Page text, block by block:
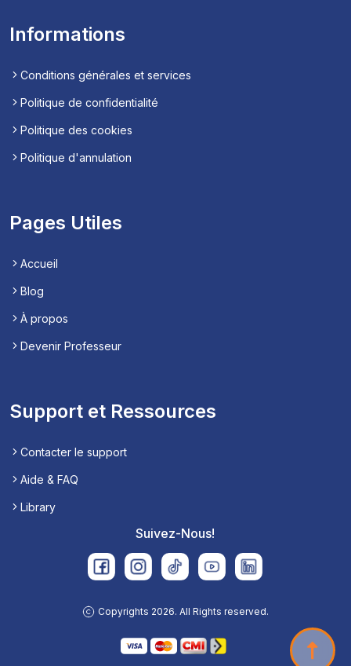
Informations
Conditions générales et services
Politique de confidentialité
Politique des cookies
Politique d'annulation
Pages Utiles
Accueil
Blog
À propos
Devenir Professeur
Support et Ressources
Contacter le support
Aide & FAQ
Library
Suivez-Nous!
Copyrights 2026. All Rights reserved.